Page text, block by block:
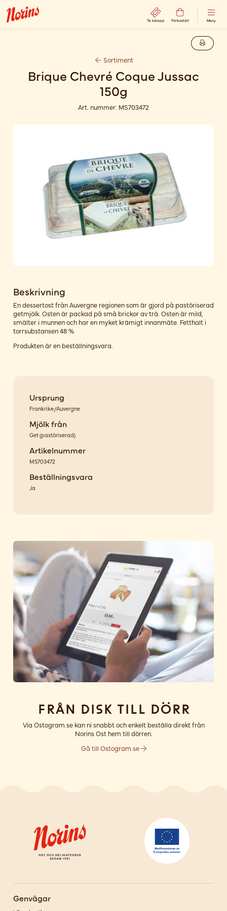
Ta kölapp Förbeställ Meny
Sortiment
Brique Chevré Coque Jussac
150g
Art. nummer: MS703472
Beskrivning
En dessertost från Auvergne regionen som är gjord på pastöriserad
getmjölk. Osten är packad på små brickor av trä. Osten är mild,
smälter i munnen och har en myket krämigt innanmäte. Fetthalt i
torrsubstansen 48 %
Produkten är en beställningsvara.
Ursprung
Frankrike/Auvergne
Mjölk från
Get(pastöriserad)
Artikelnummer
MS703472
Beställningsvara
Ja
Från disk till dörr
Via Ostogram.se kan ni snabbt och enkelt beställa direkt från
Norins Ost hem till dörren.
Gå till Ostogram.se
Genvägar